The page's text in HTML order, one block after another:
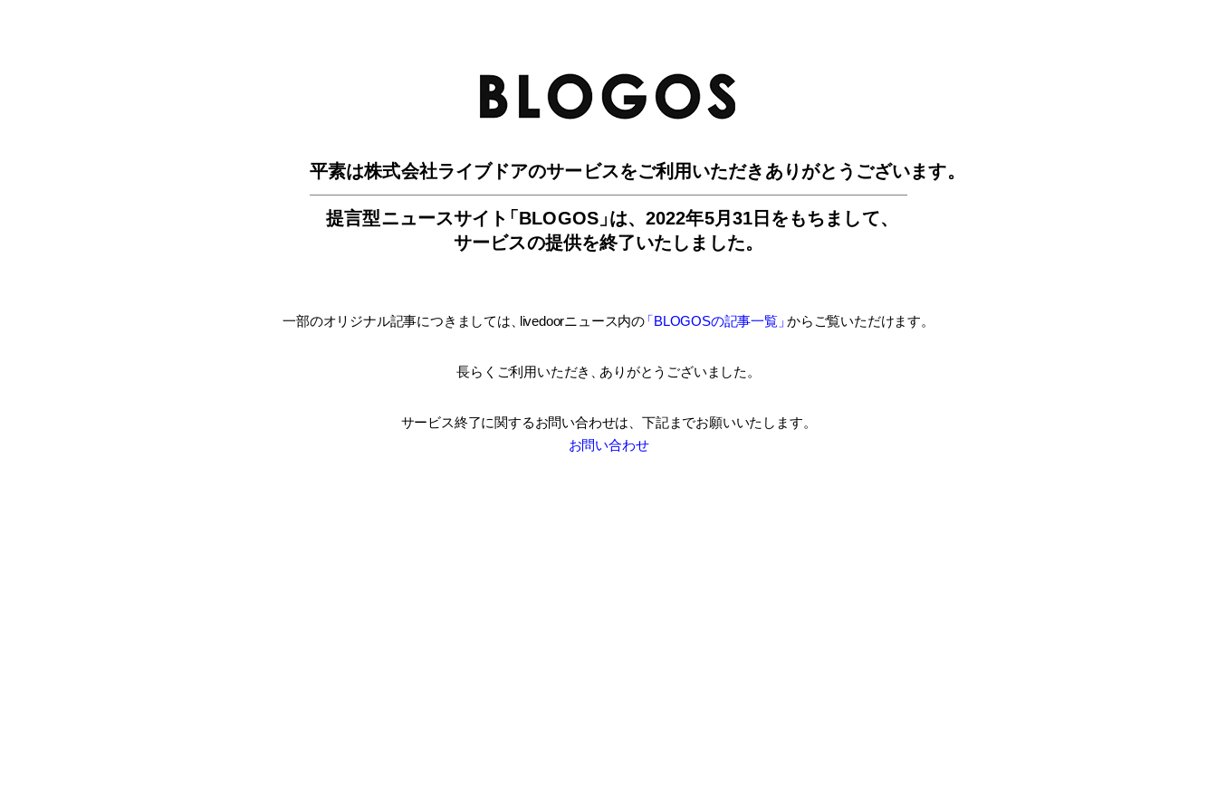
平素は株式会社ライブドアのサービスをご利用いただきありがとうございます。
提言型ニュースサイ ト「BLOGOS」は、2022年5月31日をもちまして、
サービスの提供を終了いたしました。
一部のオリジナル記事につきましては livedoorニュース内の「BLOGOSの記事一覧」 からご覧いただけます。
長らくご利用いただき ありがとうございました。
サービス終了に関するお問い合わせは、 下記までお願いいたします。
お問い合わせ